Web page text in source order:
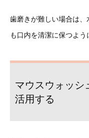
歯磨きが難しい場合は
も口内を清潔に保つよう
マウスウォッシ
活用する